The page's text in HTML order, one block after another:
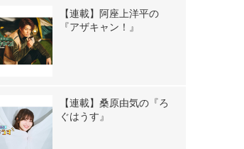
【連載】阿座上洋平の
『アザキャン！』
【連載】桑原由気の『ろ
ぐはうす』